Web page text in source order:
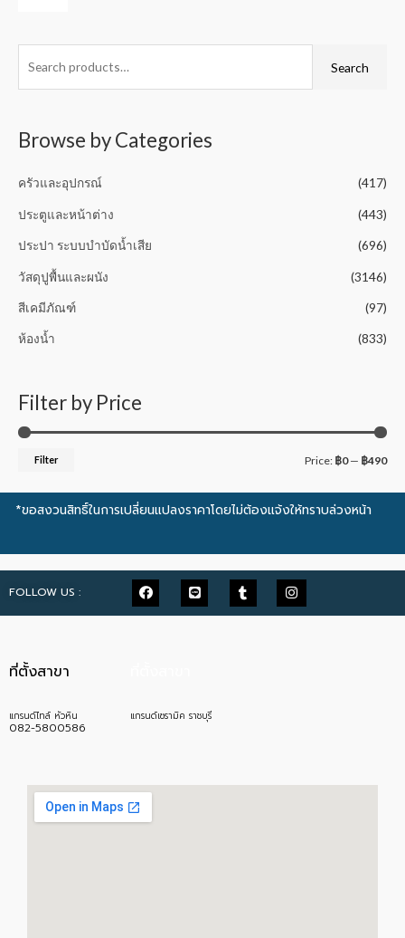
o
5
d
o
Search
Browse by Categories
ครัวและอุปกรณ์ (417)
ประตูและหน้าต่าง (443)
ประปา ระบบบำบัดน้ำเสีย (696)
วัสดุปูพื้นและผนัง (3146)
สีเคมีภัณฑ์ (97)
ห้องน้ำ (833)
Filter by Price
Filter Price: ฿0— ฿490
*ขอสงวนสิทธิ์ในการเปลี่ยนแปลงราคาโดยไม่ต้องแจ้งให้ทราบล่วงหน้า
FOLLOW US :
ที่ตั้งสาขา
แกรนด์ไทล์ หัวหิน
082-5800586
แกรนด์เซรามิค ราชบุรี